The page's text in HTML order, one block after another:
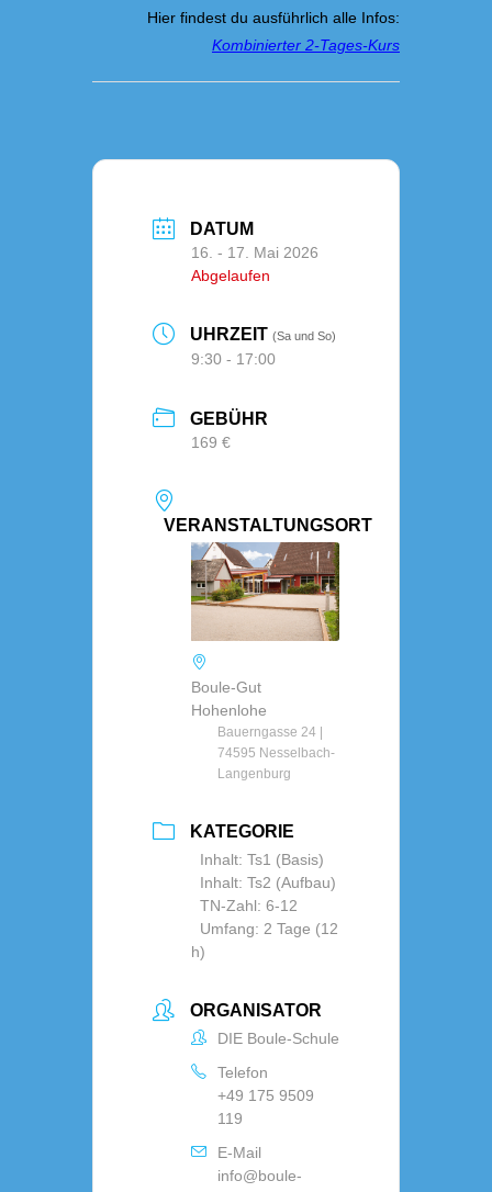
Hier findest du ausführlich alle Infos:
Kombinierter 2-Tages-Kurs
DATUM
16. - 17. Mai 2026
Abgelaufen
UHRZEIT (Sa und So)
9:30 - 17:00
GEBÜHR
169 €
VERANSTALTUNGSORT
Boule-Gut
Hohenlohe
Bauerngasse 24 |
74595 Nesselbach-
Langenburg
KATEGORIE
Inhalt: Ts1 (Basis)
Inhalt: Ts2 (Aufbau)
TN-Zahl: 6-12
Umfang: 2 Tage (12
h)
ORGANISATOR
DIE Boule-Schule
Telefon
+49 175 9509
119
E-Mail
info@boule-